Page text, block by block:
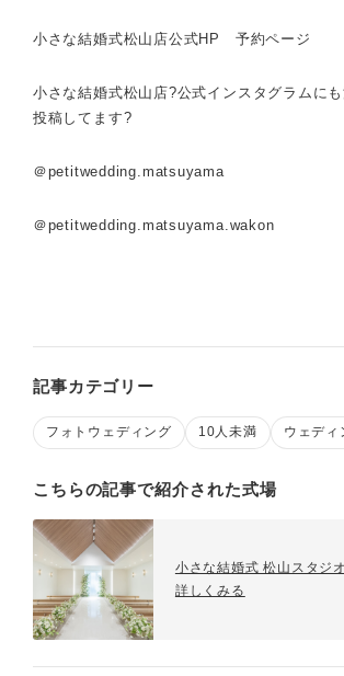
小さな結婚式松山店公式HP 予約ページ
小さな結婚式松山店?公式インスタグラムに
投稿してます?
＠petitwedding.matsuyama
＠petitwedding.matsuyama.wakon
記事カテゴリー
フォトウェディング 10人未満 ウェディ
こちらの記事で紹介された式場
小さな結婚式 松山スタジ
詳しくみる